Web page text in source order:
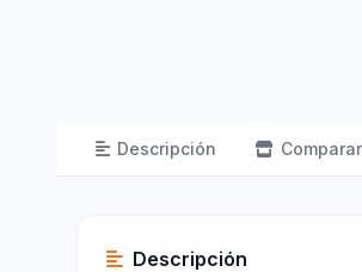
Descripción
Descripción